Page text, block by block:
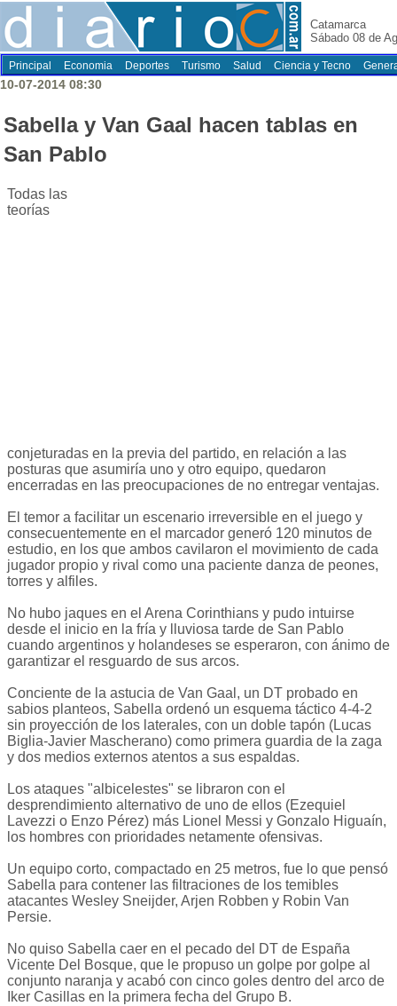
Catamarca
Sábado 08 de
Principal Economia Deportes Turismo Salud Ciencia y Tecno
10-07-2014 08:30
Sabella y Van Gaal hacen tablas en
San Pablo
Todas las
teorías
conjeturadas en la previa del partido, en relación a las
posturas que asumiría uno y otro equipo, quedaron
encerradas en las preocupaciones de no entregar ventajas.
El temor a facilitar un escenario irreversible en el juego y
consecuentemente en el marcador generó 120 minutos de
estudio, en los que ambos cavilaron el movimiento de cada
jugador propio y rival como una paciente danza de peones,
torres y alfiles.
No hubo jaques en el Arena Corinthians y pudo intuirse
desde el inicio en la fría y lluviosa tarde de San Pablo
cuando argentinos y holandeses se esperaron, con ánimo de
garantizar el resguardo de sus arcos.
Conciente de la astucia de Van Gaal, un DT probado en
sabios planteos, Sabella ordenó un esquema táctico 4-4-2
sin proyección de los laterales, con un doble tapón (Lucas
Biglia-Javier Mascherano) como primera guardia de la zaga
y dos medios externos atentos a sus espaldas.
Los ataques "albicelestes" se libraron con el
desprendimiento alternativo de uno de ellos (Ezequiel
Lavezzi o Enzo Pérez) más Lionel Messi y Gonzalo Higuaín,
los hombres con prioridades netamente ofensivas.
Un equipo corto, compactado en 25 metros, fue lo que pensó
Sabella para contener las filtraciones de los temibles
atacantes Wesley Sneijder, Arjen Robben y Robin Van
Persie.
No quiso Sabella caer en el pecado del DT de España
Vicente Del Bosque, que le propuso un golpe por golpe al
conjunto naranja y acabó con cinco goles dentro del arco de
Iker Casillas en la primera fecha del Grupo B.